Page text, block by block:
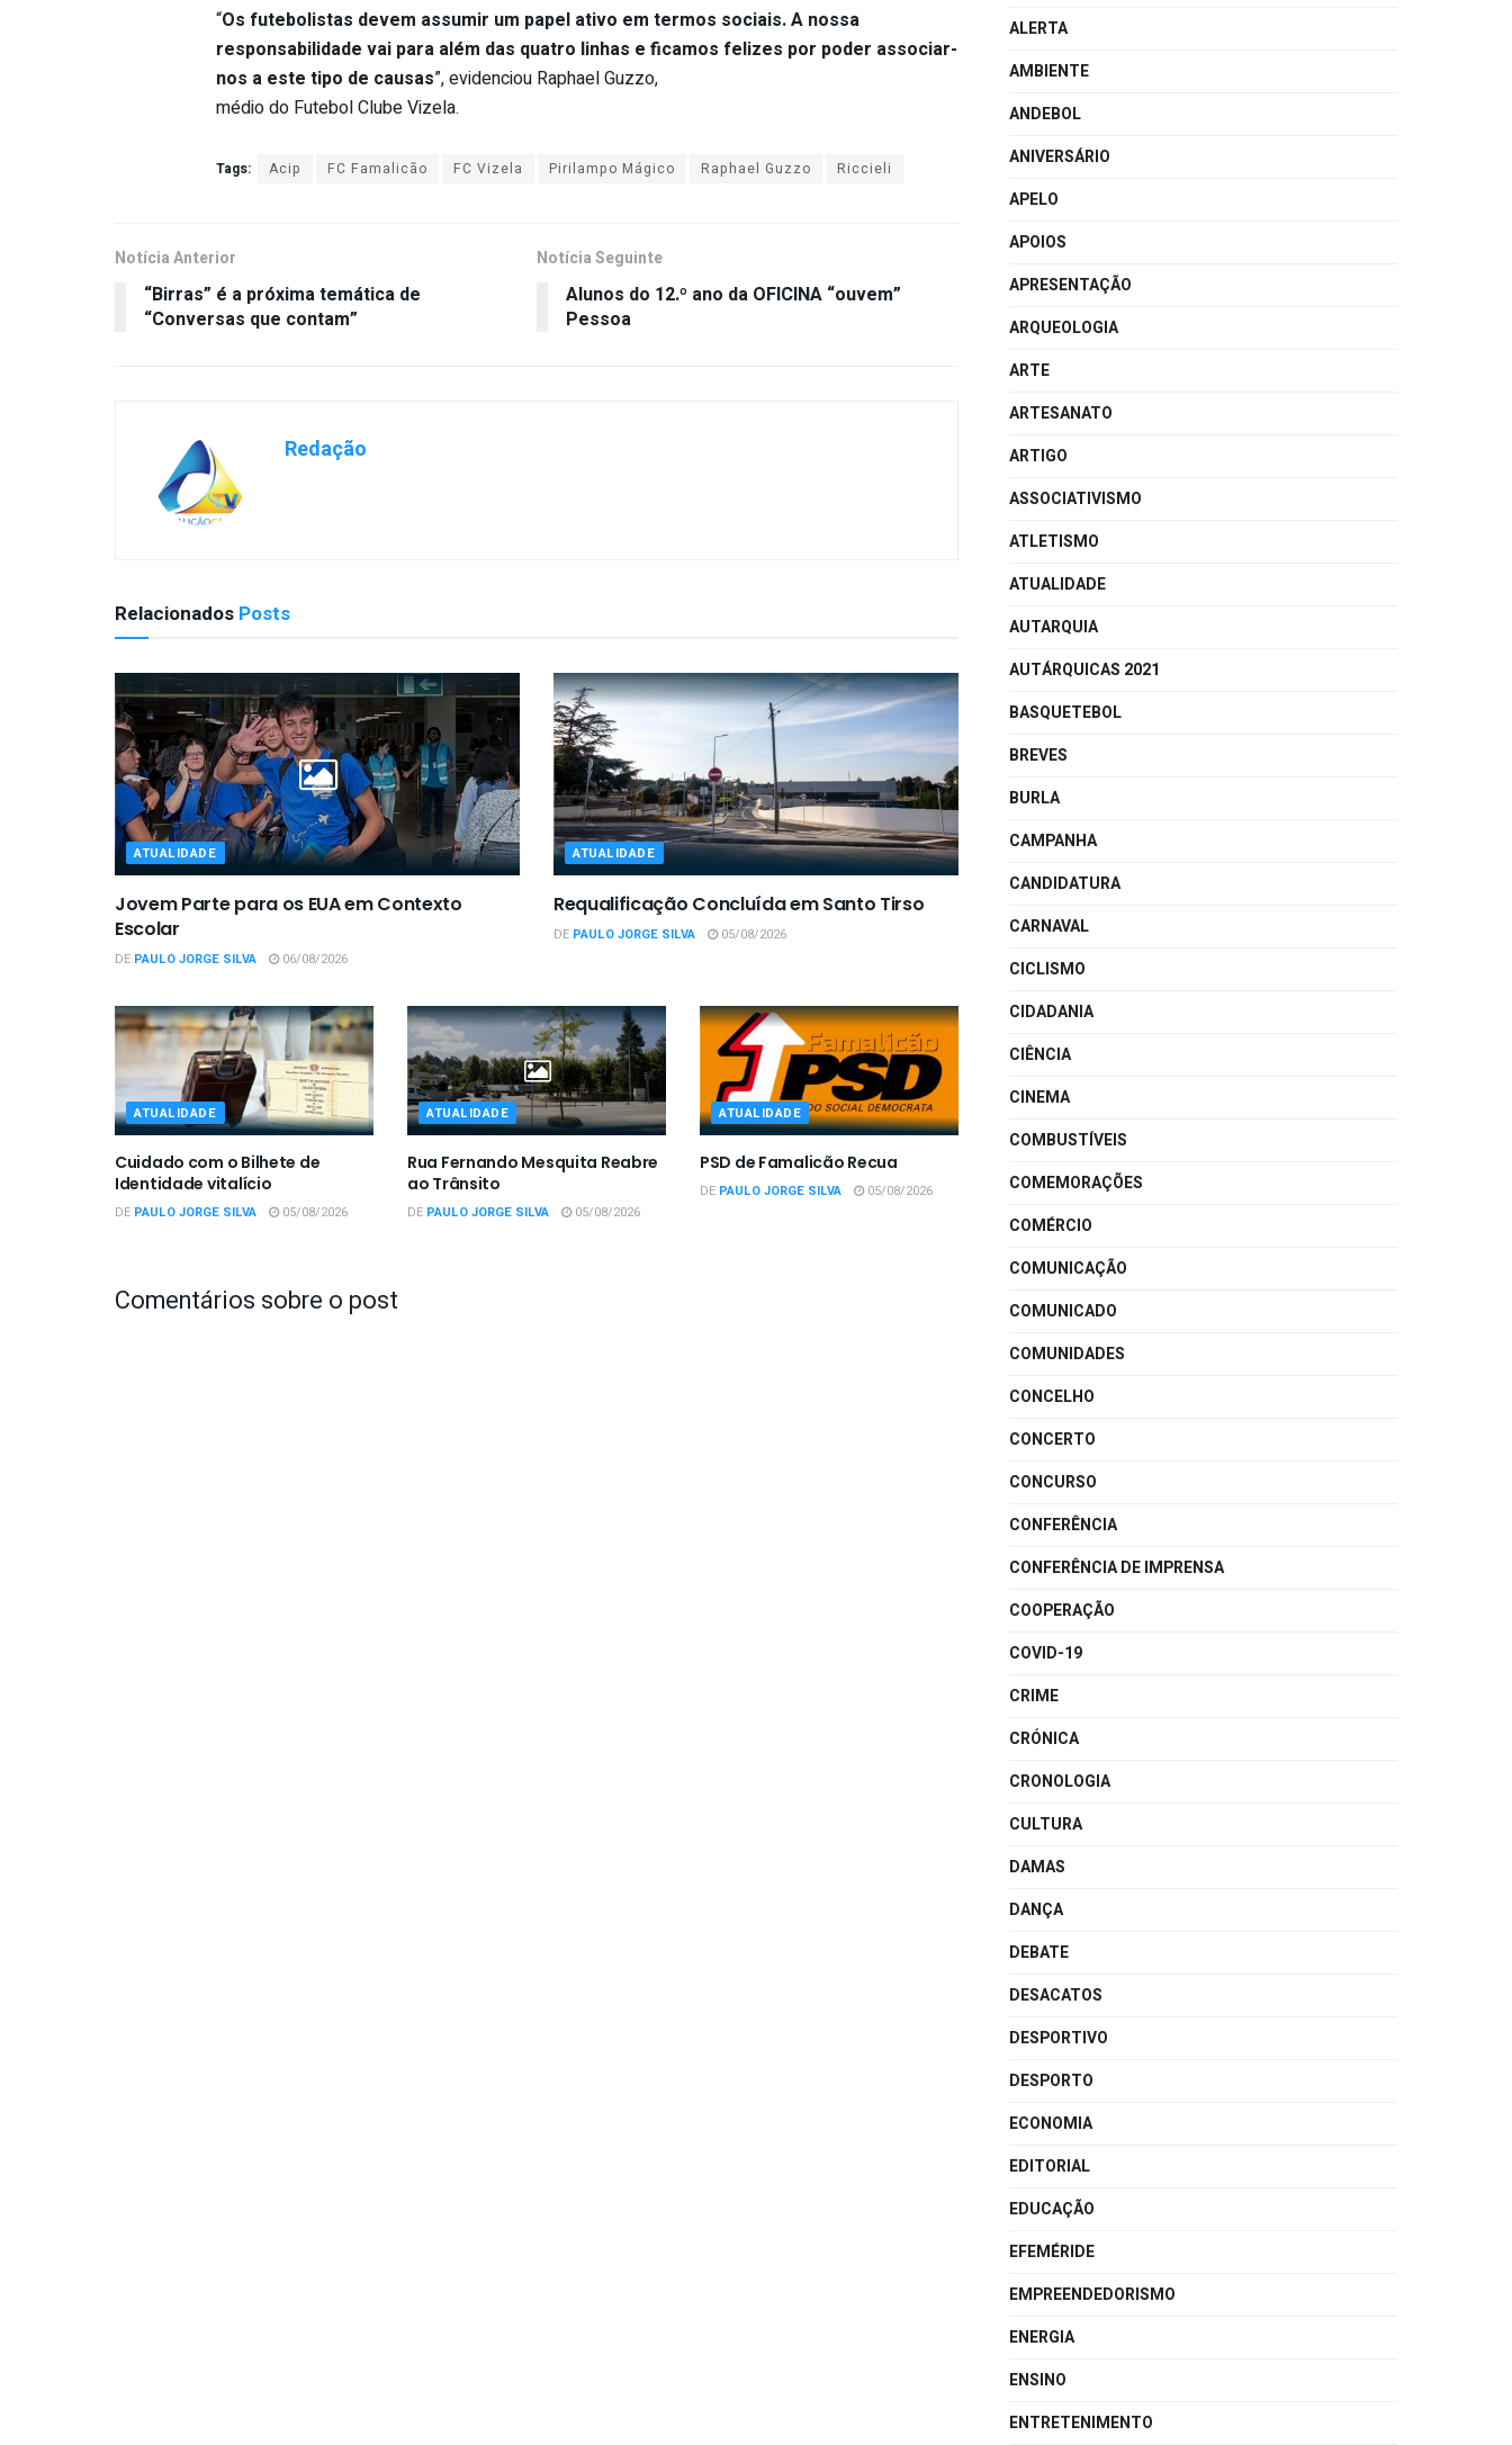
“Os futebolistas devem assumir um papel ativo em termos sociais. A nossa
responsabilidade vai para além das quatro linhas e ficamos felizes por poder associar-
nos a este tipo de causas”, evidenciou Raphael Guzzo,
médio do Futebol Clube Vizela.
Tags: Acip FC Famalicão FC Vizela Pirilampo Mágico Raphael Guzzo Riccieli
Notícia Anterior
“Birras” é a próxima temática de
“Conversas que contam”
Notícia Seguinte
Alunos do 12.º ano da OFICINA “ouvem”
Pessoa
Redação
Relacionados Posts
ATUALIDADE
Jovem Parte para os EUA em Contexto
Escolar
DE PAULO JORGE SILVA 06/08/2026
ATUALIDADE
Requalificação Concluída em Santo Tirso
DE PAULO JORGE SILVA 05/08/2026
ATUALIDADE
Cuidado com o Bilhete de
Identidade vitalício
DE PAULO JORGE SILVA 05/08/2026
ATUALIDADE
Rua Fernando Mesquita Reabre
ao Trânsito
DE PAULO JORGE SILVA 05/08/2026
ATUALIDADE
PSD de Famalicão Recua
DE PAULO JORGE SILVA 05/08/2026
Comentários sobre o post
ALERTA
AMBIENTE
ANDEBOL
ANIVERSÁRIO
APELO
APOIOS
APRESENTAÇÃO
ARQUEOLOGIA
ARTE
ARTESANATO
ARTIGO
ASSOCIATIVISMO
ATLETISMO
ATUALIDADE
AUTARQUIA
AUTÁRQUICAS 2021
BASQUETEBOL
BREVES
BURLA
CAMPANHA
CANDIDATURA
CARNAVAL
CICLISMO
CIDADANIA
CIÊNCIA
CINEMA
COMBUSTÍVEIS
COMEMORAÇÕES
COMÉRCIO
COMUNICAÇÃO
COMUNICADO
COMUNIDADES
CONCELHO
CONCERTO
CONCURSO
CONFERÊNCIA
CONFERÊNCIA DE IMPRENSA
COOPERAÇÃO
COVID-19
CRIME
CRÓNICA
CRONOLOGIA
CULTURA
DAMAS
DANÇA
DEBATE
DESACATOS
DESPORTIVO
DESPORTO
ECONOMIA
EDITORIAL
EDUCAÇÃO
EFEMÉRIDE
EMPREENDEDORISMO
ENERGIA
ENSINO
ENTRETENIMENTO